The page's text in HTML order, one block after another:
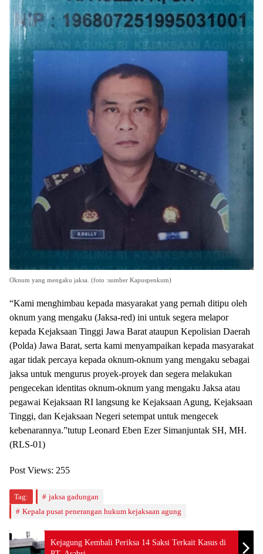
Oknum yang mengaku jaksa. (foto :sumber Kapuspenkum)
“Kami menghimbau kepada masyarakat yang pernah ditipu oleh
oknum yang mengaku (Jaksa-red) ini untuk segera melapor
kepada Kejaksaan Tinggi Jawa Barat ataupun Kepolisian Daerah
(Polda) Jawa Barat, serta kami menyampaikan kepada masyarakat
agar tidak percaya kepada oknum-oknum yang mengaku sebagai
jaksa untuk mengurus proyek-proyek dan segera melakukan
pengecekan identitas oknum-oknum yang mengaku Jaksa atau
pegawai Kejaksaan RI langsung ke Kejaksaan Agung, Kejaksaan
Tinggi, dan Kejaksaan Negeri setempat untuk mengecek
kebenarannya.”tutup Leonard Eben Ezer Simanjuntak SH, MH.
(RLS-01)
Post Views: 255
Tag:
jaksa gadungan
Kepala pusat penerangan hukum kejaksaan agung
Kejagung Kembali Periksa 14 Saksi Terkait Kasus di